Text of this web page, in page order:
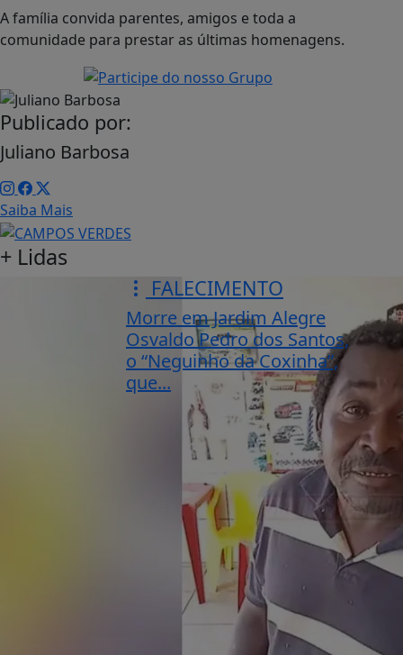
A família convida parentes, amigos e toda a
comunidade para prestar as últimas homenagens.
Publicado por:
Juliano Barbosa
Saiba Mais
+ Lidas
FALECIMENTO
Morre em Jardim Alegre
Osvaldo Pedro dos Santos,
o “Neguinho da Coxinha”,
que...